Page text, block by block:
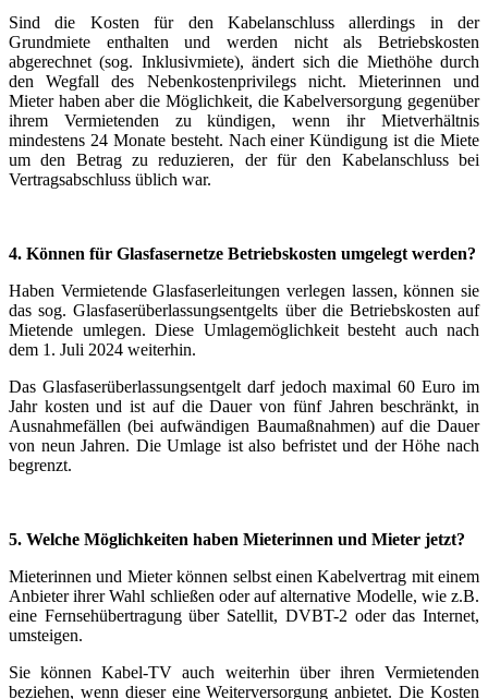
Sind die Kosten für den Kabelanschluss allerdings in der
Grundmiete enthalten und werden nicht als Betriebskosten
abgerechnet (sog. Inklusivmiete), ändert sich die Miethöhe durch
den Wegfall des Nebenkostenprivilegs nicht. Mieterinnen und
Mieter haben aber die Möglichkeit, die Kabelversorgung gegenüber
ihrem Vermietenden zu kündigen, wenn ihr Mietverhältnis
mindestens 24 Monate besteht. Nach einer Kündigung ist die Miete
um den Betrag zu reduzieren, der für den Kabelanschluss bei
Vertragsabschluss üblich war.
4. Können für Glasfasernetze Betriebskosten umgelegt werden?
Haben Vermietende Glasfaserleitungen verlegen lassen, können sie
das sog. Glasfaserüberlassungsentgelts über die Betriebskosten auf
Mietende umlegen. Diese Umlagemöglichkeit besteht auch nach
dem 1. Juli 2024 weiterhin.
Das Glasfaserüberlassungsentgelt darf jedoch maximal 60 Euro im
Jahr kosten und ist auf die Dauer von fünf Jahren beschränkt, in
Ausnahmefällen (bei aufwändigen Baumaßnahmen) auf die Dauer
von neun Jahren. Die Umlage ist also befristet und der Höhe nach
begrenzt.
5. Welche Möglichkeiten haben Mieterinnen und Mieter jetzt?
Mieterinnen und Mieter können selbst einen Kabelvertrag mit einem
Anbieter ihrer Wahl schließen oder auf alternative Modelle, wie z.B.
eine Fernsehübertragung über Satellit, DVBT-2 oder das Internet,
umsteigen.
Sie können Kabel-TV auch weiterhin über ihren Vermietenden
beziehen, wenn dieser eine Weiterversorgung anbietet. Die Kosten